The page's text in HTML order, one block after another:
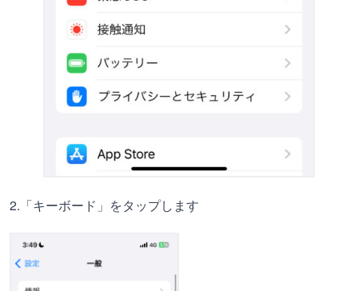
2.「キーボード」をタップします